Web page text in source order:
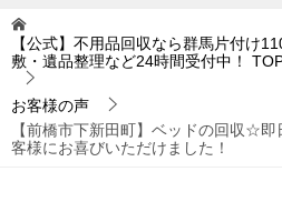
【公式】不用品回収なら群馬片付け
敷・遺品整理など24時間受付中！
お客様の声
【前橋市下新田町】ベッドの回収☆
客様にお喜びいただけました！